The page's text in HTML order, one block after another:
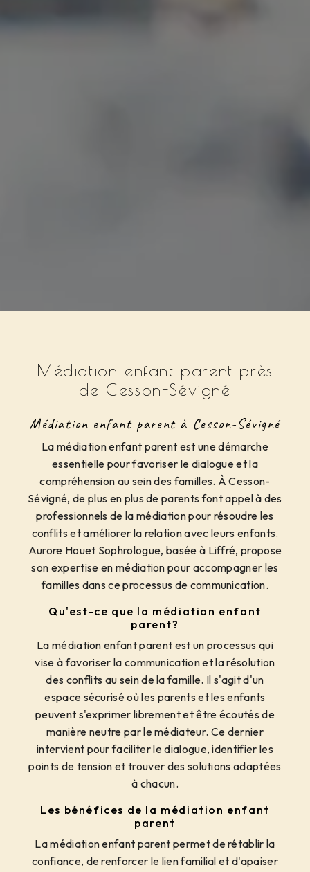
Médiation enfant parent près
de Cesson-Sévigné
Médiation enfant parent à Cesson-Sévigné
La médiation enfant parent est une démarche
essentielle pour favoriser le dialogue et la
compréhension au sein des familles. À Cesson-
Sévigné, de plus en plus de parents font appel à des
professionnels de la médiation pour résoudre les
conflits et améliorer la relation avec leurs enfants.
Aurore Houet Sophrologue, basée à Liffré, propose
son expertise en médiation pour accompagner les
familles dans ce processus de communication.
Qu'est-ce que la médiation enfant
parent?
La médiation enfant parent est un processus qui
vise à favoriser la communication et la résolution
des conflits au sein de la famille. Il s'agit d'un
espace sécurisé où les parents et les enfants
peuvent s'exprimer librement et être écoutés de
manière neutre par le médiateur. Ce dernier
intervient pour faciliter le dialogue, identifier les
points de tension et trouver des solutions adaptées
à chacun.
Les bénéfices de la médiation enfant
parent
La médiation enfant parent permet de rétablir la
confiance, de renforcer le lien familial et d'apaiser